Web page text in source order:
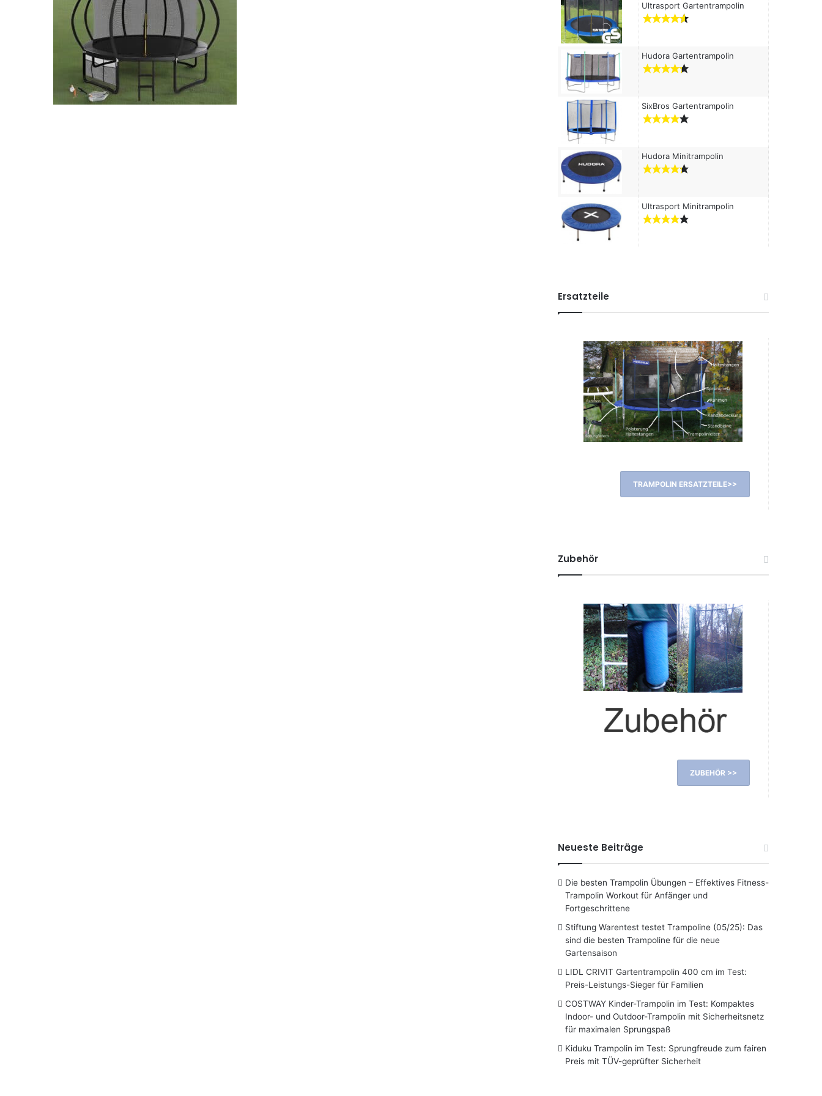
Ultrasport Gartentrampolin
Hudora Gartentrampolin
SixBros Gartentrampolin
Hudora Minitrampolin
Ultrasport Minitrampolin
Ersatzteile
TRAMPOLIN ERSATZTEILE>>
Zubehör
ZUBEHÖR >>
Neueste Beiträge
Die besten Trampolin Übungen – Effektives Fitness-
Trampolin Workout für Anfänger und
Fortgeschrittene
Stiftung Warentest testet Trampoline (05/25): Das
sind die besten Trampoline für die neue
Gartensaison
LIDL CRIVIT Gartentrampolin 400 cm im Test:
Preis-Leistungs-Sieger für Familien
COSTWAY Kinder-Trampolin im Test: Kompaktes
Indoor- und Outdoor-Trampolin mit Sicherheitsnetz
für maximalen Sprungspaß
Kiduku Trampolin im Test: Sprungfreude zum fairen
Preis mit TÜV-geprüfter Sicherheit